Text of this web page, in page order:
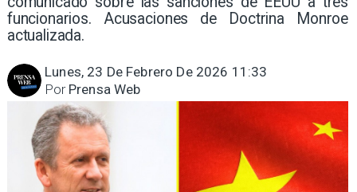
funcionarios. Acusaciones de Doctrina Monroe
actualizada.
Lunes, 23 De Febrero De 2026 11:33
Prensa Web
Por